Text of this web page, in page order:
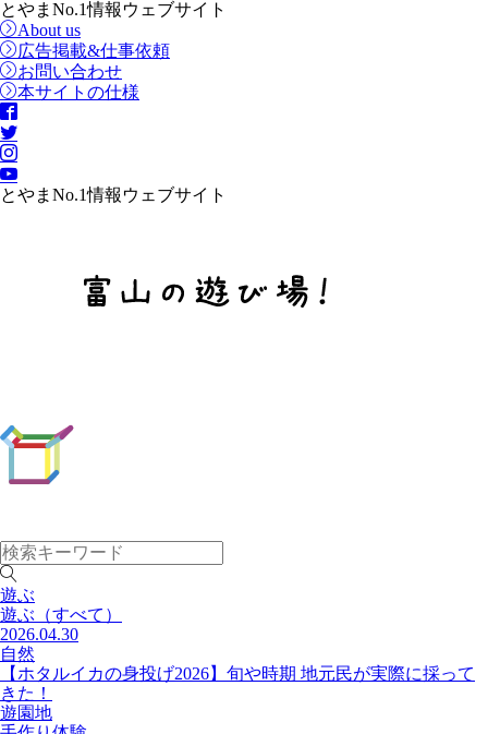
とやまNo.1情報ウェブサイト
About us
広告掲載&仕事依頼
お問い合わせ
本サイトの仕様
とやまNo.1情報ウェブサイト
遊ぶ
遊ぶ （すべて）
2026.04.30
自然
【ホタルイカの身投げ2026】旬や時期 地元民が実際に採って
きた！
遊園地